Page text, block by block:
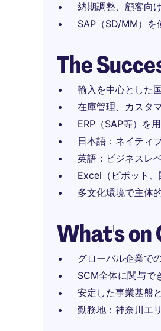
納期調整、顧客向
SAP（SD/MM）を
The
輸入を中心とした
在庫管理、カスタ
ERP（SAP等）を
日本語：ネイティ
英語：ビジネスレ
Excel（ピボット
多文化環境で主体
What's
グローバル企業で
SCM全体に関与で
安定した事業基盤
勤務地：神奈川エ